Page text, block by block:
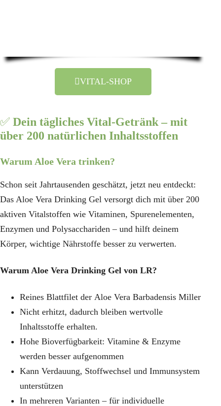
VITAL-SHOP
✅ Dein tägliches Vital-Getränk – mit
über 200 natürlichen Inhaltsstoffen
Warum Aloe Vera trinken?
Schon seit Jahrtausenden geschätzt, jetzt neu entdeckt:
Das Aloe Vera Drinking Gel versorgt dich mit über 200
aktiven Vitalstoffen wie Vitaminen, Spurenelementen,
Enzymen und Polysacchariden – und hilft deinem
Körper, wichtige Nährstoffe besser zu verwerten.
Warum Aloe Vera Drinking Gel von LR?
Reines Blattfilet der Aloe Vera Barbadensis Miller
Nicht erhitzt, dadurch bleiben wertvolle
Inhaltsstoffe erhalten.
Hohe Bioverfügbarkeit: Vitamine & Enzyme
werden besser aufgenommen
Kann Verdauung, Stoffwechsel und Immunsystem
unterstützen
In mehreren Varianten – für individuelle